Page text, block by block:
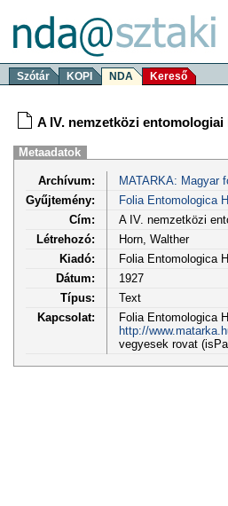
Szótár KOPI NDA Kereső
A IV. nemzetközi
Metaadatok
Archívum:
MATARKA: Magyar
Gyűjtemény:
Folia Entomologica
Cím:
A IV. nemzetközi
Létrehozó:
Horn, Walther
Kiadó:
Folia Entomologica
Dátum:
1927
Típus:
Text
Kapcsolat:
Folia Entomologica
http://
vegyesek rovat